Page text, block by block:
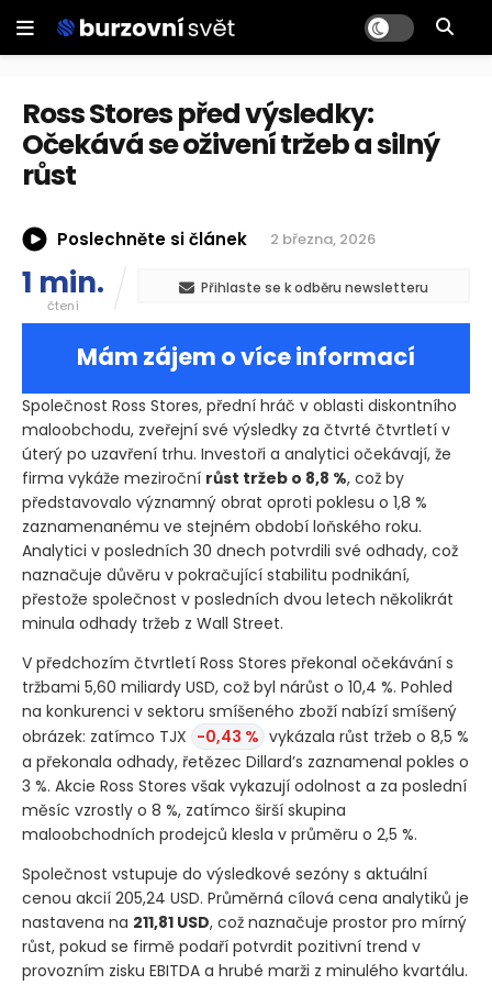
Ross Stores před výsledky:
Očekává se oživení tržeb a silný
růst
Poslechněte si článek 2 března, 2026
1 min.
čtení
Přihlaste se k odběru newsletteru
Mám zájem o více informací
Společnost Ross Stores, přední hráč v oblasti diskontního
maloobchodu, zveřejní své výsledky za čtvrté čtvrtletí v
úterý po uzavření trhu. Investoři a analytici očekávají, že
firma vykáže meziroční růst tržeb o 8,8 %, což by
představovalo významný obrat oproti poklesu o 1,8 %
zaznamenanému ve stejném období loňského roku.
Analytici v posledních 30 dnech potvrdili své odhady, což
naznačuje důvěru v pokračující stabilitu podnikání,
přestože společnost v posledních dvou letech několikrát
minula odhady tržeb z Wall Street.
V předchozím čtvrtletí Ross Stores překonal očekávání s
tržbami 5,60 miliardy USD, což byl nárůst o 10,4 %. Pohled
na konkurenci v sektoru smíšeného zboží nabízí smíšený
obrázek: zatímco TJX -0,43 % vykázala růst tržeb o 8,5 %
a překonala odhady, řetězec Dillard’s zaznamenal pokles o
3 %. Akcie Ross Stores však vykazují odolnost a za poslední
měsíc vzrostly o 8 %, zatímco širší skupina
maloobchodních prodejců klesla v průměru o 2,5 %.
Společnost vstupuje do výsledkové sezóny s aktuální
cenou akcií 205,24 USD. Průměrná cílová cena analytiků je
nastavena na 211,81 USD, což naznačuje prostor pro mírný
růst, pokud se firmě podaří potvrdit pozitivní trend v
provozním zisku EBITDA a hrubé marži z minulého kvartálu.